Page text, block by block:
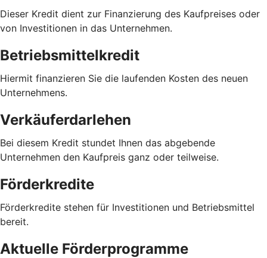
Dieser Kredit dient zur Finanzierung des Kaufpreises oder
von Investitionen in das Unternehmen.
Betriebsmittelkredit
Hiermit finanzieren Sie die laufenden Kosten des neuen
Unternehmens.
Verkäuferdarlehen
Bei diesem Kredit stundet Ihnen das abgebende
Unternehmen den Kaufpreis ganz oder teilweise.
Förderkredite
Förderkredite stehen für Investitionen und Betriebsmittel
bereit.
Aktuelle Förderprogramme